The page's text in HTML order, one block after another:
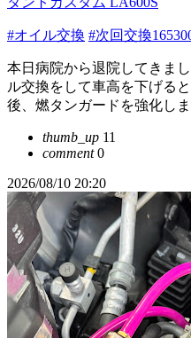
#オイル交換 #次回交換
本日病院から退院してきま
ル交換をして車高を下げる
後、燃タンガードを強化し
thumb_up 11
comment0
2026/08/10 20:20